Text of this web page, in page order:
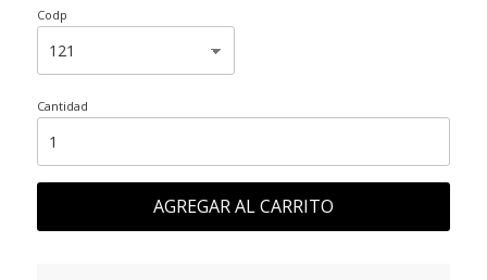
Codp
Cantidad
AGREGAR AL CARRITO